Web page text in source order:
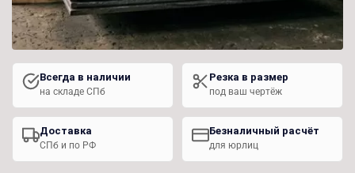
Всегда в наличии
на складе СПб
Резка в размер
под ваш чертёж
Доставка
СПб и по РФ
Безналичный расчёт
для юрлиц